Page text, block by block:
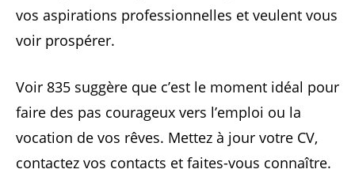
vos aspirations professionnelles et veulent vous
voir prospérer.
Voir 835 suggère que c’est le moment idéal pour
faire des pas courageux vers l’emploi ou la
vocation de vos rêves. Mettez à jour votre CV,
contactez vos contacts et faites-vous connaître.